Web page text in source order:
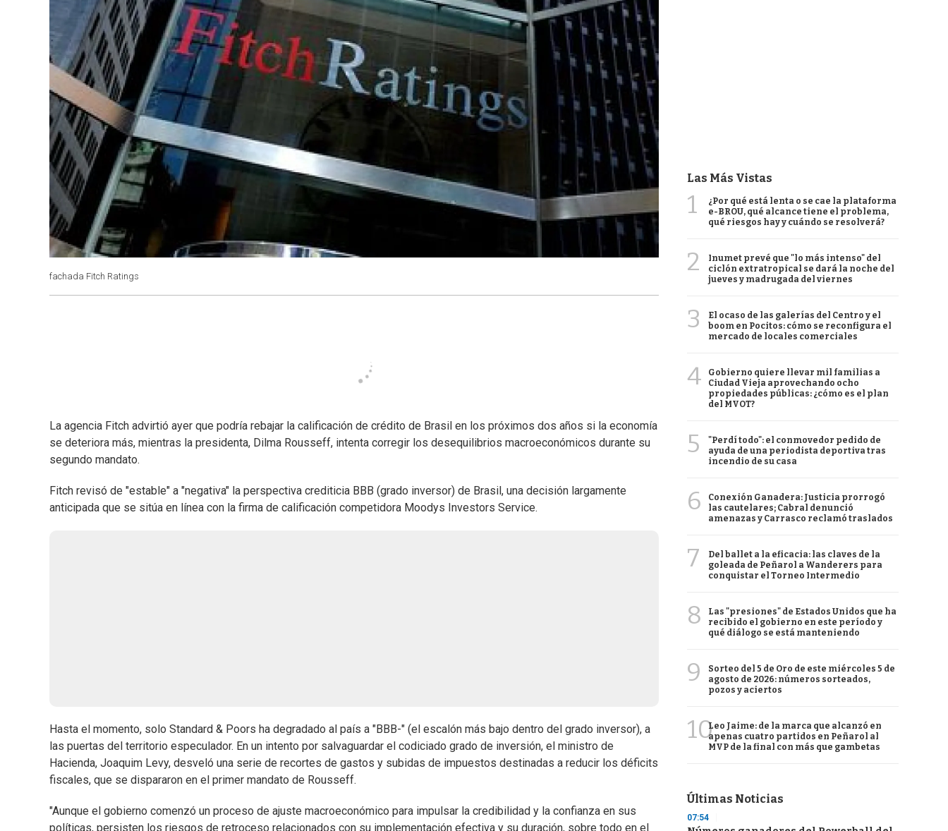
fachada Fitch Ratings
La agencia Fitch advirtió ayer que podría rebajar la calificación de crédito de Brasil en los próximos dos años si la economía
se deteriora más, mientras la presidenta, Dilma Rousseff, intenta corregir los desequilibrios macroeconómicos durante su
segundo mandato.
Fitch revisó de "estable" a "negativa" la perspectiva crediticia BBB (grado inversor) de Brasil, una decisión largamente
anticipada que se sitúa en línea con la firma de calificación competidora Moodys Investors Service.
Hasta el momento, solo Standard & Poors ha degradado al país a "BBB-" (el escalón más bajo dentro del grado inversor), a
las puertas del territorio especulador. En un intento por salvaguardar el codiciado grado de inversión, el ministro de
Hacienda, Joaquim Levy, desveló una serie de recortes de gastos y subidas de impuestos destinadas a reducir los déficits
fiscales, que se dispararon en el primer mandato de Rousseff.
"Aunque el gobierno comenzó un proceso de ajuste macroeconómico para impulsar la credibilidad y la confianza en sus
políticas, persisten los riesgos de retroceso relacionados con su implementación efectiva y su duración, sobre todo en el
Las Más Vistas
1
¿Por qué está lenta o se cae la plataforma
e-BROU, qué alcance tiene el problema,
qué riesgos hay y cuándo se resolverá?
2
Inumet prevé que "lo más intenso" del
ciclón extratropical se dará la noche del
jueves y madrugada del viernes
3
El ocaso de las galerías del Centro y el
boom en Pocitos: cómo se reconfigura el
mercado de locales comerciales
4
Gobierno quiere llevar mil familias a
Ciudad Vieja aprovechando ocho
propiedades públicas: ¿cómo es el plan
del MVOT?
5
"Perdí todo": el conmovedor pedido de
ayuda de una periodista deportiva tras
incendio de su casa
6
Conexión Ganadera: Justicia prorrogó
las cautelares; Cabral denunció
amenazas y Carrasco reclamó traslados
7
Del ballet a la eficacia: las claves de la
goleada de Peñarol a Wanderers para
conquistar el Torneo Intermedio
8
Las "presiones" de Estados Unidos que ha
recibido el gobierno en este período y
qué diálogo se está manteniendo
9
Sorteo del 5 de Oro de este miércoles 5 de
agosto de 2026: números sorteados,
pozos y aciertos
10Leo Jaime: de la marca que alcanzó en
apenas cuatro partidos en Peñarol al
MVP de la final con más que gambetas
Últimas Noticias
07:54